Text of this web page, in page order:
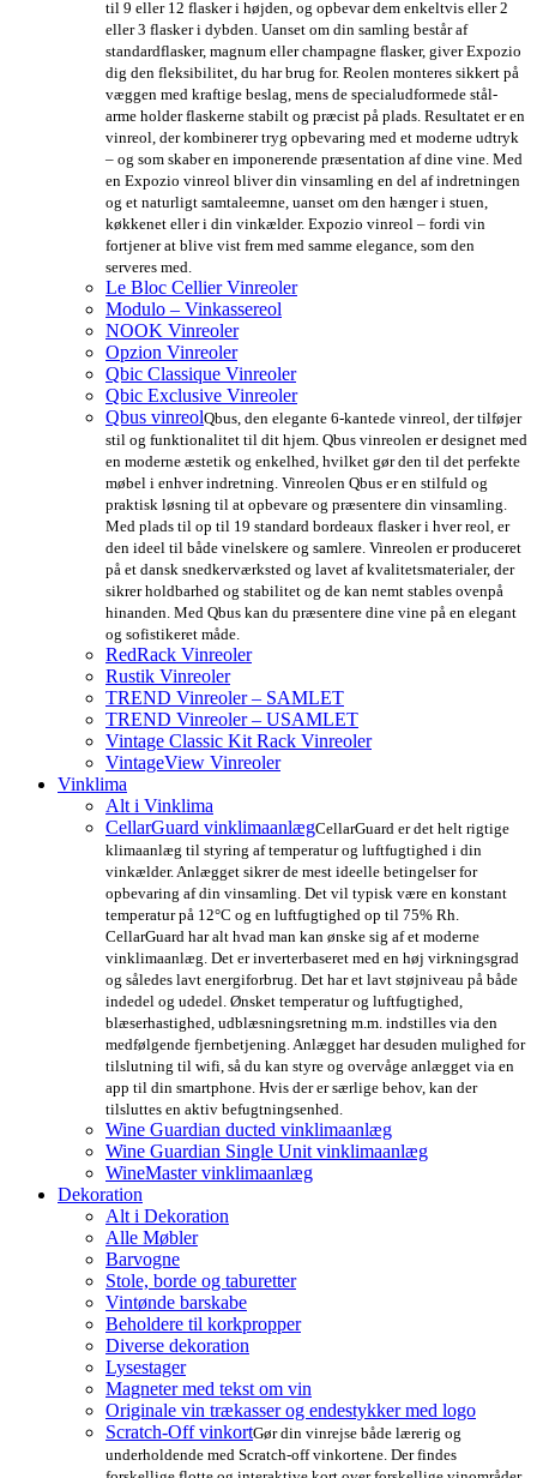
til 9 eller 12 flasker i højden, og opbevar dem enkeltvis eller 2
eller 3 flasker i dybden. Uanset om din samling består af
standardflasker, magnum eller champagne flasker, giver Expozio
dig den fleksibilitet, du har brug for. Reolen monteres sikkert på
væggen med kraftige beslag, mens de specialudformede stål-
arme holder flaskerne stabilt og præcist på plads. Resultatet er en
vinreol, der kombinerer tryg opbevaring med et moderne udtryk
– og som skaber en imponerende præsentation af dine vine. Med
en Expozio vinreol bliver din vinsamling en del af indretningen
og et naturligt samtaleemne, uanset om den hænger i stuen,
køkkenet eller i din vinkælder. Expozio vinreol – fordi vin
fortjener at blive vist frem med samme elegance, som den
serveres med.
Le Bloc Cellier Vinreoler
Modulo – Vinkassereol
NOOK Vinreoler
Opzion Vinreoler
Qbic Classique Vinreoler
Qbic Exclusive Vinreoler
Qbus vinreolQbus, den elegante 6-kantede vinreol, der tilføjer
stil og funktionalitet til dit hjem. Qbus vinreolen er designet med
en moderne æstetik og enkelhed, hvilket gør den til det perfekte
møbel i enhver indretning. Vinreolen Qbus er en stilfuld og
praktisk løsning til at opbevare og præsentere din vinsamling.
Med plads til op til 19 standard bordeaux flasker i hver reol, er
den ideel til både vinelskere og samlere. Vinreolen er produceret
på et dansk snedkerværksted og lavet af kvalitetsmaterialer, der
sikrer holdbarhed og stabilitet og de kan nemt stables ovenpå
hinanden. Med Qbus kan du præsentere dine vine på en elegant
og sofistikeret måde.
RedRack Vinreoler
Rustik Vinreoler
TREND Vinreoler – SAMLET
TREND Vinreoler – USAMLET
Vintage Classic Kit Rack Vinreoler
VintageView Vinreoler
Vinklima
Alt i Vinklima
CellarGuard vinklimaanlægCellarGuard er det helt rigtige
klimaanlæg til styring af temperatur og luftfugtighed i din
vinkælder. Anlægget sikrer de mest ideelle betingelser for
opbevaring af din vinsamling. Det vil typisk være en konstant
temperatur på 12°C og en luftfugtighed op til 75% Rh.
CellarGuard har alt hvad man kan ønske sig af et moderne
vinklimaanlæg. Det er inverterbaseret med en høj virkningsgrad
og således lavt energiforbrug. Det har et lavt støjniveau på både
indedel og udedel. Ønsket temperatur og luftfugtighed,
blæserhastighed, udblæsningsretning m.m. indstilles via den
medfølgende fjernbetjening. Anlægget har desuden mulighed for
tilslutning til wifi, så du kan styre og overvåge anlægget via en
app til din smartphone. Hvis der er særlige behov, kan der
tilsluttes en aktiv befugtningsenhed.
Wine Guardian ducted vinklimaanlæg
Wine Guardian Single Unit vinklimaanlæg
WineMaster vinklimaanlæg
Dekoration
Alt i Dekoration
Alle Møbler
Barvogne
Stole, borde og taburetter
Vintønde barskabe
Beholdere til korkpropper
Diverse dekoration
Lysestager
Magneter med tekst om vin
Originale vin trækasser og endestykker med logo
Scratch-Off vinkortGør din vinrejse både lærerig og
underholdende med Scratch-off vinkortene. Der findes